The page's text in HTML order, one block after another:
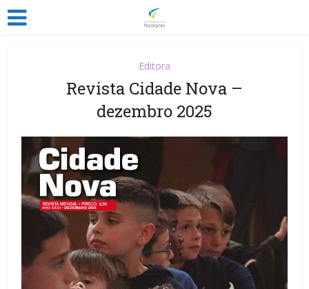
Editora
Revista Cidade Nova –
dezembro 2025